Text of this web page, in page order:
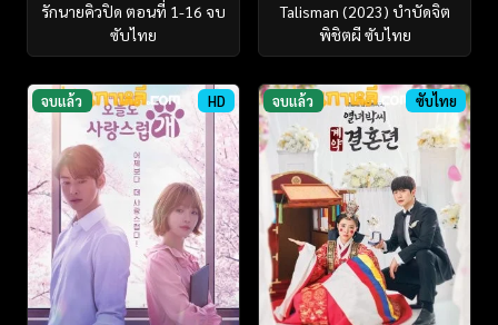
รักนายคิวปิด ตอนที่ 1-16 จบ
ซับไทย
Talisman (2023) บำบัดจิต
พิชิตผี ซับไทย
จบแล้ว HD จบแล้ว ซับไทย